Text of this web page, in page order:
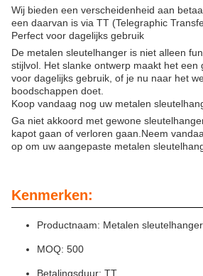
Wij bieden een verscheidenheid aan
een daarvan is via TT (Telegraphic
Perfect voor dagelijks gebruik
De metalen sleutelhanger is niet alleen
stijlvol. Het slanke ontwerp maakt het een
voor dagelijks gebruik, of je nu naar het
boodschappen doet.
Koop vandaag nog uw metalen
Ga niet akkoord met gewone
kapot gaan of verloren gaan.Neem
op om uw aangepaste metalen
Kenmerken:
Productnaam: Metalen sleutelhanger
MOQ: 500
Betalingsduur: TT